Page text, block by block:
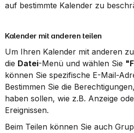
auf bestimmte Kalender zu
Kalender mit anderen teilen
Um Ihren Kalender mit anderen
die Datei-Menü und wählen Sie
können Sie spezifische E-Mail-
Bestimmen Sie die
haben sollen, wie z.B. Anzeige
Ereignissen.
Beim Teilen können Sie auch